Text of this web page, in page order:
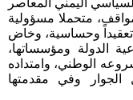
اليمني المعاصر
متحملا مسؤولية
وحساسية، وخاض
الدولة ومؤسساتها،
الوطني، وامتداده
الجوار وفي مقدمتها